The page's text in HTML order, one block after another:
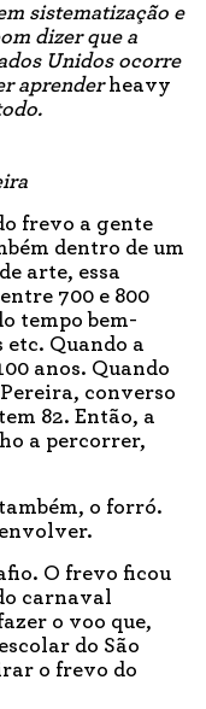
sistematização e
dizer que a
Unidos ocorre
aprenderheavy
frevo a gente
dentro de um
arte, essa
700 e 800
tempo bem-
Quando a
anos. Quando
converso
82. Então, a
a percorrer,
o forró.
O frevo ficou
carnaval
o voo que,
do São
o frevo do